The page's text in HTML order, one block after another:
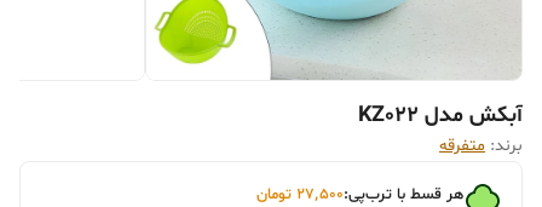
آبکش مدل KZ022
برند: متفرقه
هر قسط با ترب‌پی:۲۷٬۵۰۰ تومان